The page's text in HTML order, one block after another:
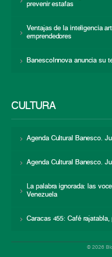
prevenir estafas
Ventajas de la inteligencia
emprendedores
BanescoInnova anuncia su
CULTURA
Agenda Cultural Banesco.
Agenda Cultural Banesco.
La palabra ignorada: las
Venezuela
Caracas 455: Café rajatabla,
© 2026